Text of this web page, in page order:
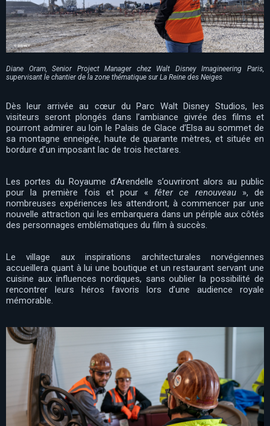
Diane Oram, Senior Project Manager chez Walt Disney Imagineering Paris,
supervisant le chantier de la zone thématique sur La Reine des Neiges
Dès leur arrivée au cœur du Parc Walt Disney Studios, les
visiteurs seront plongés dans l’ambiance givrée des films et
pourront admirer au loin le Palais de Glace d’Elsa au sommet de
sa montagne enneigée, haute de quarante mètres, et située en
bordure d’un imposant lac de trois hectares.
Les portes du Royaume d’Arendelle s’ouvriront alors au public
pour la première fois et pour « fêter ce renouveau», de
nombreuses expériences les attendront, à commencer par une
nouvelle attraction qui les embarquera dans un périple aux côtés
des personnages emblématiques du film à succès.
Le village aux inspirations architecturales norvégiennes
accueillera quant à lui une boutique et un restaurant servant une
cuisine aux influences nordiques, sans oublier la possibilité de
rencontrer leurs héros favoris lors d’une audience royale
mémorable.